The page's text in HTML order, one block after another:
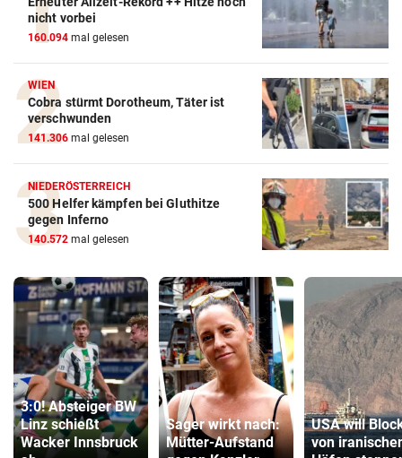
nicht vorbei
160.094 mal gelesen
WIEN
Cobra stürmt Dorotheum, Täter ist
verschwunden
141.306 mal gelesen
NIEDERÖSTERREICH
500 Helfer kämpfen bei Gluthitze
gegen Inferno
140.572 mal gelesen
3:0! Absteiger BW
Linz schießt
Wacker Innsbruck
Sager wirkt nach:
Mütter-Aufstand
USA will
von